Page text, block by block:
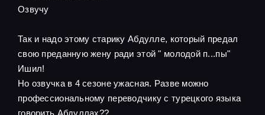
Озвучу
Так и надо этому старику Абдулле, который предал
свою преданную жену ради этой " молодой п...пы"
Ишил!
Но озвучка в 4 сезоне ужасная. Разве можно
профессиональному переводчику с турецкого языка
говорить Абдуллах??